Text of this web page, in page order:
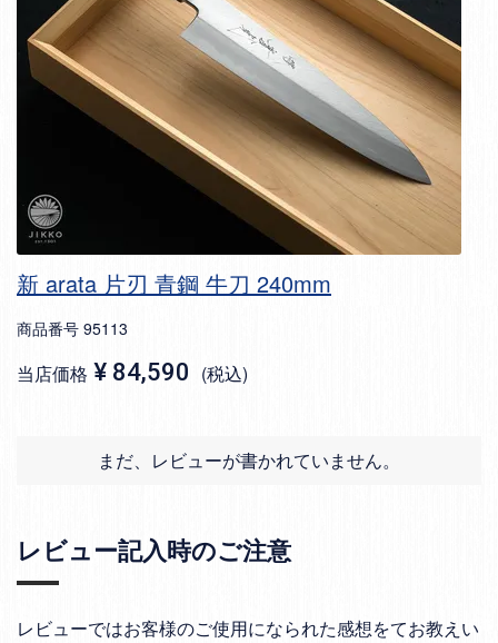
新 arata 片刃 青鋼 牛刀 240mm
商品番号 95113
当店価格 ¥ 84,590 税込
まだ、レビューが書かれていません。
レビュー記入時のご注意
レビューではお客様のご使用になられた感想をてお教えい